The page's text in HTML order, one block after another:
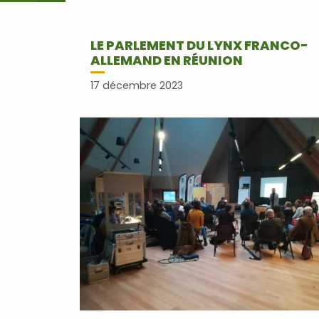
LE PARLEMENT DU LYNX FRANCO-
ALLEMAND EN RÉUNION
17 décembre 2023